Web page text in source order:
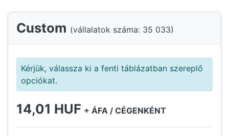
Custom (vállalatok száma: 35 033)
Kérjük, válassza ki a fenti táblázatban szereplő
opciókat.
14,01 HUF + ÁFA / CÉGENKÉNT